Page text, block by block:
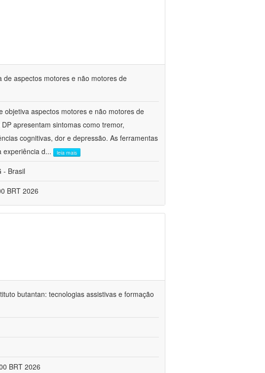
aspectos motores e não motores de
aspectos motores e não motores de
apresentam sintomas como tremor,
cognitivas, dor e depressão. As ferramentas
experiência d... leia mais
- Brasil
BRT 2026
butantan: tecnologias assistivas e formação
BRT 2026